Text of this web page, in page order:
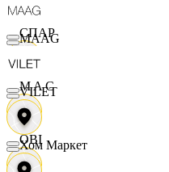
СПАР
M A C
OBI
MAAG
VILET
Хом Маркет